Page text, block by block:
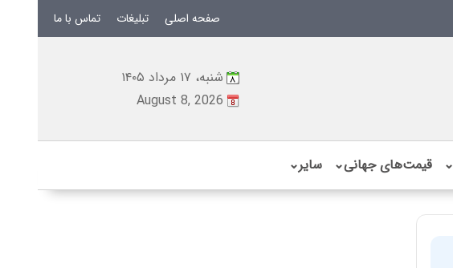
صفحه اصلی تبلیغات تماس با ما
شنبه، ۱۷ مرداد ۱۴۰۵
August 8, 2026
⌄ قیمت‌های جهانی⌄ سایر⌄